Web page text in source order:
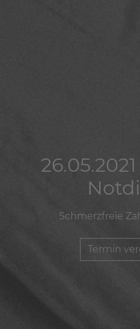
Schmerzfreie
Termin
Schmerzfreie
Termin
Schmerzfreie
Termin